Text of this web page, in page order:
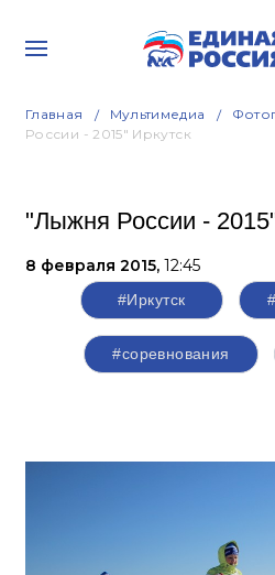
Главная Мультимедиа
России - 2015" Иркутск
"Лыжня России -
8 февраля 2015, 12:45
#Иркутск
#соревнования